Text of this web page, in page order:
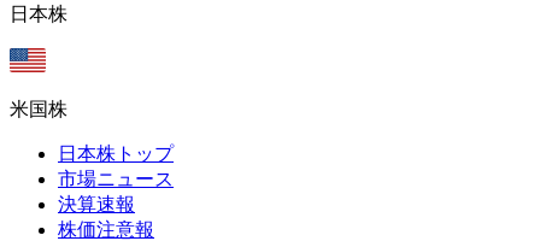
日本株
米国株
日本株トップ
市場ニュース
決算速報
株価注意報